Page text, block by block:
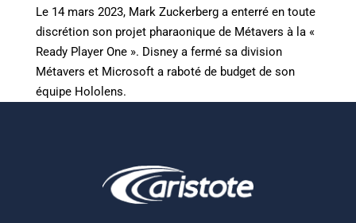
Le 14 mars 2023, Mark Zuckerberg a enterré en toute
discrétion son projet pharaonique de Métavers à la «
Ready Player One ». Disney a fermé sa division
Métavers et Microsoft a raboté de budget de son
équipe Hololens.